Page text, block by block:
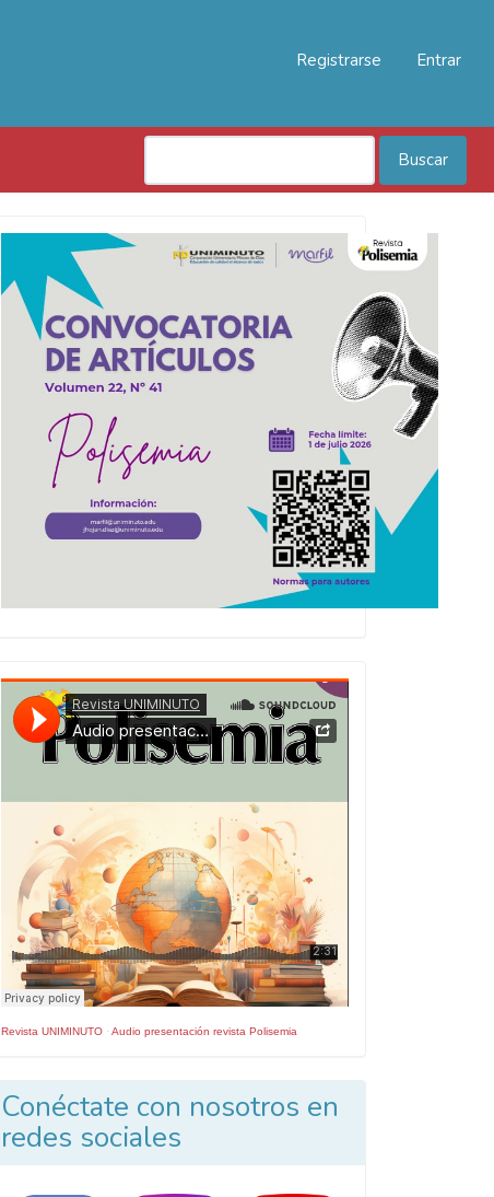
Registrarse Entrar
Buscar
Convocatoria
Polisemia
2026
Presentacion
Numero
Revista UNIMINUTO · Audio presentación revista Polisemia
Conéctate con nosotros en
redes sociales